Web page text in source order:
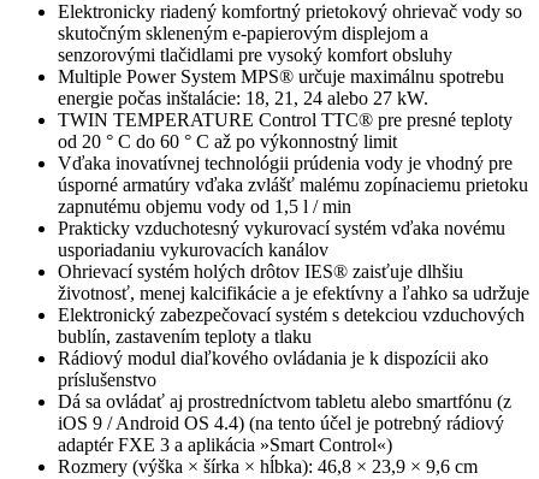
Elektronicky riadený komfortný prietokový ohrievač vody so
skutočným skleneným e-papierovým displejom a
senzorovými tlačidlami pre vysoký komfort obsluhy
Multiple Power System MPS® určuje maximálnu spotrebu
energie počas inštalácie: 18, 21, 24 alebo 27 kW.
TWIN TEMPERATURE Control TTC® pre presné teploty
od 20 ° C do 60 ° C až po výkonnostný limit
Vďaka inovatívnej technológii prúdenia vody je vhodný pre
úsporné armatúry vďaka zvlášť malému zopínaciemu prietoku
zapnutému objemu vody od 1,5 l / min
Prakticky vzduchotesný vykurovací systém vďaka novému
usporiadaniu vykurovacích kanálov
Ohrievací systém holých drôtov IES® zaisťuje dlhšiu
životnosť, menej kalcifikácie a je efektívny a ľahko sa udržuje
Elektronický zabezpečovací systém s detekciou vzduchových
bublín, zastavením teploty a tlaku
Rádiový modul diaľkového ovládania je k dispozícii ako
príslušenstvo
Dá sa ovládať aj prostredníctvom tabletu alebo smartfónu (z
iOS 9 / Android OS 4.4) (na tento účel je potrebný rádiový
adaptér FXE 3 a aplikácia »Smart Control«)
Rozmery (výška × šírka × hĺbka): 46,8 × 23,9 × 9,6 cm